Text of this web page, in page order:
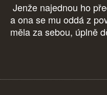
Jenže najednou ho
a ona se mu oddá z
měla za sebou, úplně